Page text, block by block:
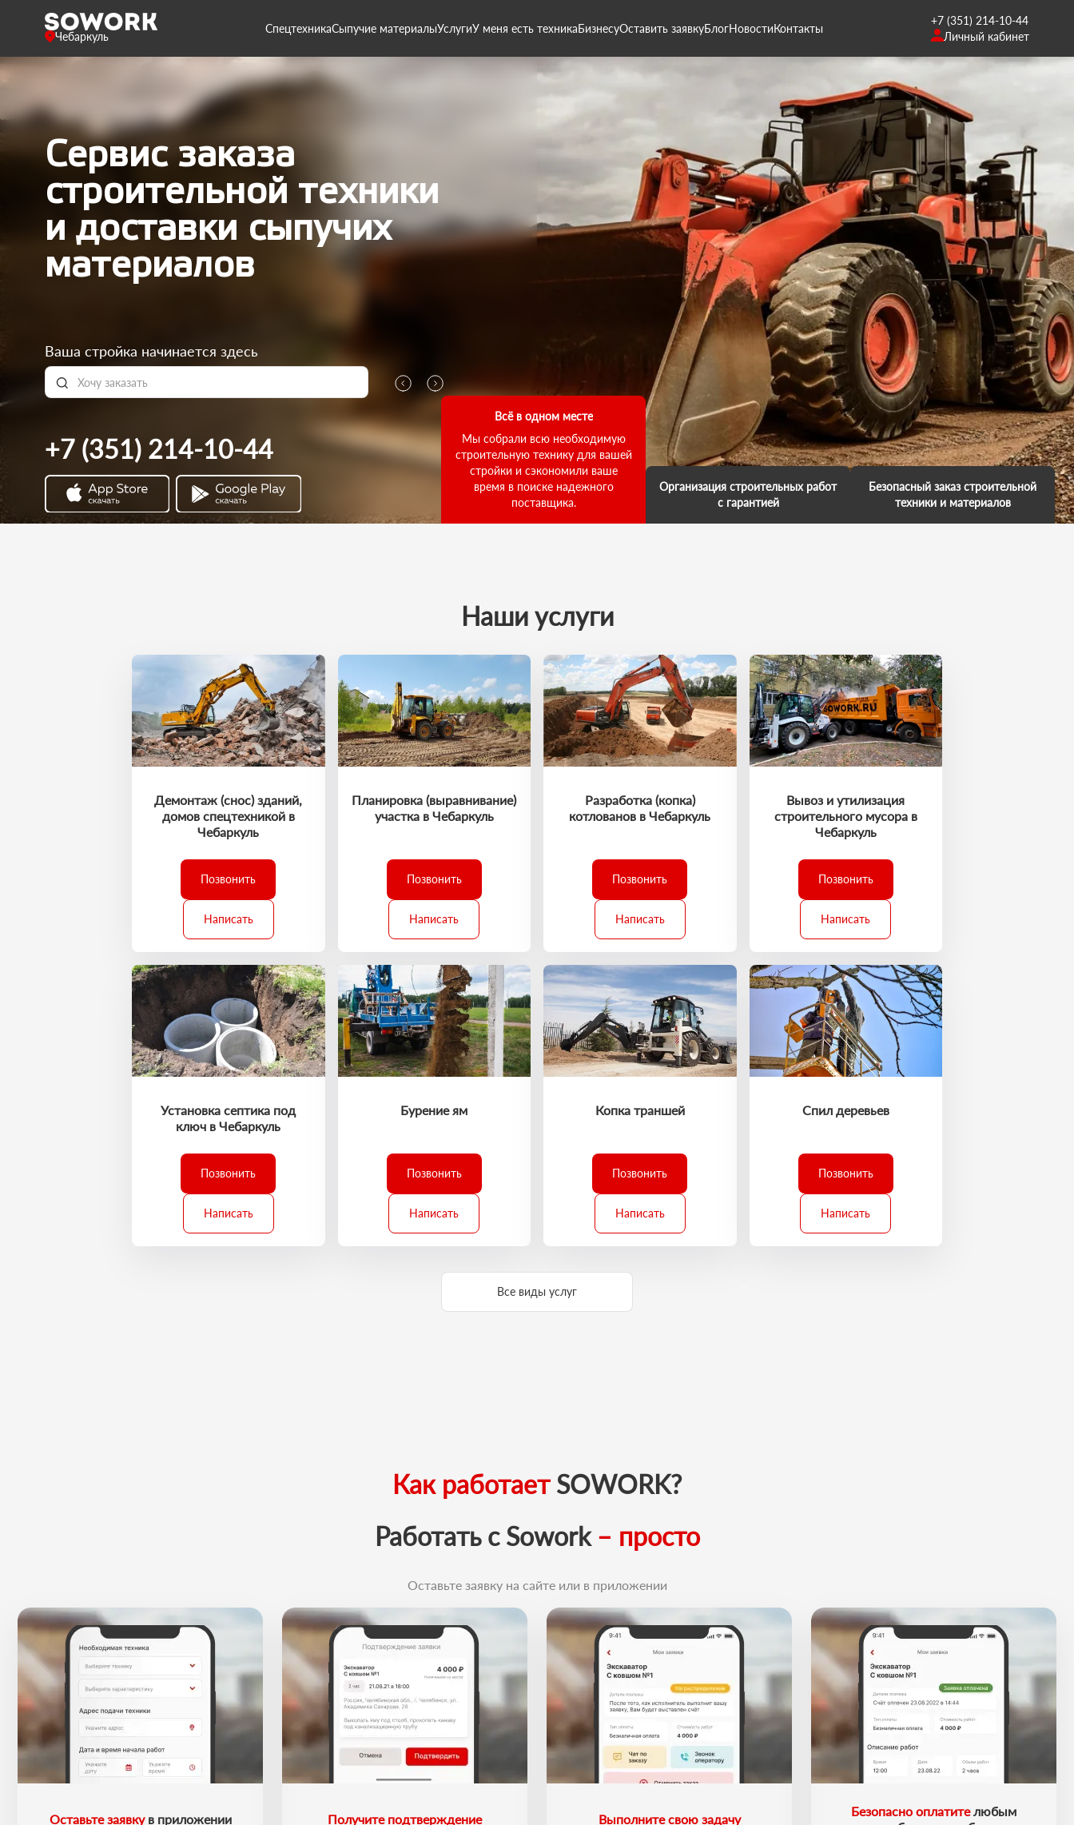
Чебаркуль
СпецтехникаСыпучие материалыУслугиУ меня есть техникаБизнесуОставить заявкуБлогНовостиКонтакты
+7 (351) 214-10-44
Личный кабинет
Сервис заказа
строительной техники
и доставки сыпучих
материалов
Ваша стройка начинается здесь
+7 (351) 214-10-44
Всё в одном месте
Мы собрали всю необходимую
строительную технику для вашей
стройки и сэкономили ваше
время в поиске надежного
поставщика.
Организация строительных работ
с гарантией
Мы даем гарантию на
Безопасный заказ строительной
техники и материалов
Мы обещаем, что к вам приедет
Наши услуги
Демонтаж (снос) зданий,
домов спецтехникой в
Чебаркуль
Позвонить
Написать
Планировка (выравнивание)
участка в Чебаркуль
Позвонить
Написать
Разработка (копка)
котлованов в Чебаркуль
Позвонить
Написать
Вывоз и утилизация
строительного мусора в
Чебаркуль
Позвонить
Написать
Установка септика под
ключ в Чебаркуль
Позвонить
Написать
Бурение ям
Позвонить
Написать
Копка траншей
Позвонить
Написать
Спил деревьев
Позвонить
Написать
Все виды услуг
Как работаетSOWORK?
Работать с Sowork – просто
Оставьте заявку на сайте или в приложении
Оставьте заявкув приложении
Получите подтверждение
Выполните свою задачу
Безопасно оплатителюбым